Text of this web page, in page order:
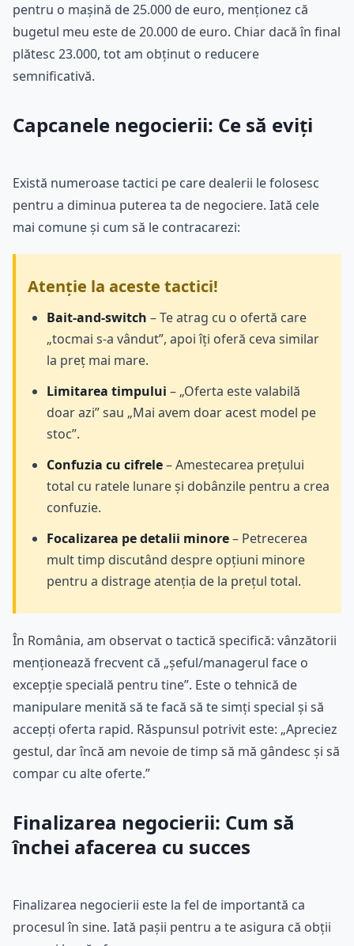
pentru o mașină de 25.000 de euro, menționez că
bugetul meu este de 20.000 de euro. Chiar dacă în final
plătesc 23.000, tot am obținut o reducere
semnificativă.
Capcanele negocierii: Ce să eviți
Există numeroase tactici pe care dealerii le folosesc
pentru a diminua puterea ta de negociere. Iată cele
mai comune și cum să le contracarezi:
Atenție la aceste tactici!
Bait-and-switch – Te atrag cu o ofertă care
„tocmai s-a vândut”, apoi îți oferă ceva similar
la preț mai mare.
Limitarea timpului – „Oferta este valabilă
doar azi” sau „Mai avem doar acest model pe
stoc”.
Confuzia cu cifrele– Amestecarea prețului
total cu ratele lunare și dobânzile pentru a crea
confuzie.
Focalizarea pe detalii minore– Petrecerea
mult timp discutând despre opțiuni minore
pentru a distrage atenția de la prețul total.
În România, am observat o tactică specifică: vânzătorii
menționează frecvent că „șeful/managerul face o
excepție specială pentru tine”. Este o tehnică de
manipulare menită să te facă să te simți special și să
accepți oferta rapid. Răspunsul potrivit este: „Apreciez
gestul, dar încă am nevoie de timp să mă gândesc și să
compar cu alte oferte.”
Finalizarea negocierii: Cum să
închei afacerea cu succes
Finalizarea negocierii este la fel de importantă ca
procesul în sine. Iată pașii pentru a te asigura că obții